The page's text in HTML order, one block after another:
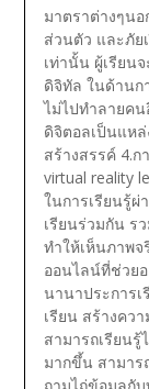
มาตราต่างๆน
ส่วนตัว และภัย
เท่านั้น ผู้เรียน
ดิจิทัล ในด้านก
ไม่ไปทำลายค
ดิจิตอลเป็นแห
สร้างสรรค์ 4.ก
virtual reality
ในการเรียนรู้
เรียนร่วมกัน ร
ทำให้เห็นภาพจ
ออนไลน์ที่ช่วย
นานาประการเ
เรียน สร้างคว
สามารถเรียนรู้
มากขึ้น สามาร
ถามไถ่ข้อมูลกั